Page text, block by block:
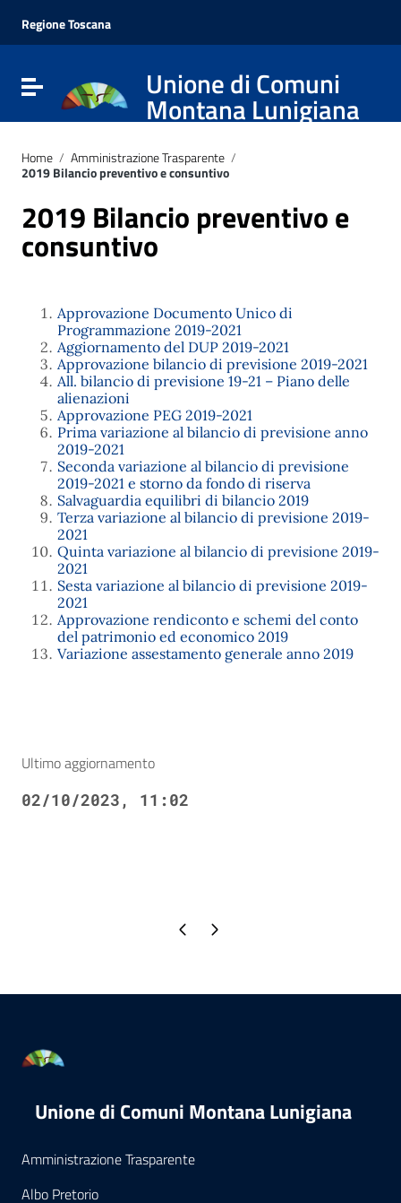
Vai al menu di navigazione
Vai al footer
Regione Toscana
Attiva / disattiva la navigazioneUnione di Comuni
Montana Lunigiana
Home / Amministrazione Trasparente /
2019 Bilancio preventivo e consuntivo
2019 Bilancio preventivo e
consuntivo
Approvazione Documento Unico di
Programmazione 2019-2021
Aggiornamento del DUP 2019-2021
Approvazione bilancio di previsione 2019-2021
All. bilancio di previsione 19-21 – Piano delle
alienazioni
Approvazione PEG 2019-2021
Prima variazione al bilancio di previsione anno
2019-2021
Seconda variazione al bilancio di previsione
2019-2021 e storno da fondo di riserva
Salvaguardia equilibri di bilancio 2019
Terza variazione al bilancio di previsione 2019-
2021
Quinta variazione al bilancio di previsione 2019-
2021
Sesta variazione al bilancio di previsione 2019-
2021
Approvazione rendiconto e schemi del conto
del patrimonio ed economico 2019
Variazione assestamento generale anno 2019
Ultimo aggiornamento
02/10/2023, 11:02
Pagina precedente
Pagina successiva
Unione di Comuni Montana Lunigiana
Amministrazione Trasparente
Albo Pretorio